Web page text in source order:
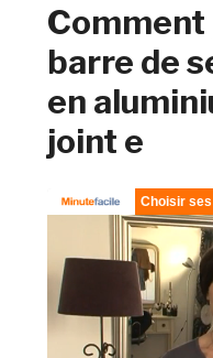
Comment
barre de
en
joint e